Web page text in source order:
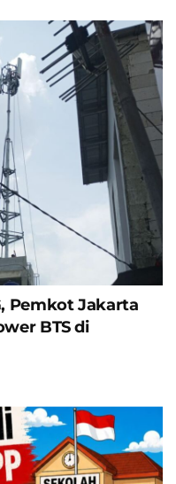
Pemkot Jakarta
BTS di